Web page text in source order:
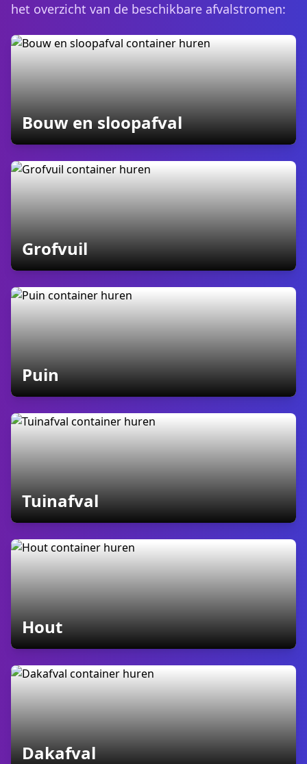
het overzicht van de beschikbare afvalstromen:
Bouw en sloopafvalcontainers
Grofvuilcontainers
Puincontainers
Tuinafvalcontainers
Houtcontainers
Dakafvalcontainers